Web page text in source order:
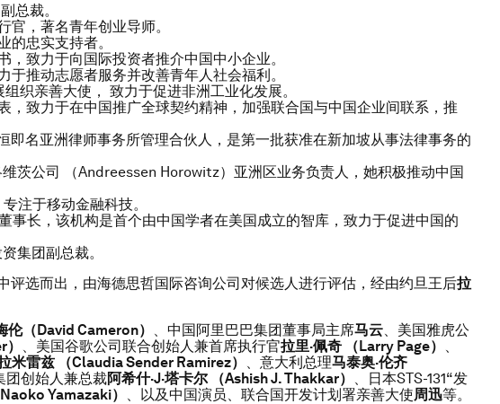
总裁。
官，著名青年创业导师。
的忠实支持者。
致力于向国际投资者推介中国中小企业。
于推动志愿者服务并改善青年人社会福利。
组织亲善大使， 致力于促进非洲工业化发展。
，致力于在中国推广全球契约精神，加强联合国与中国企业间联系，推
即名亚洲律师事务所管理合伙人，是第一批获准在新加坡从事法律事务的
维茨公司 （Andreessen Horowitz）亚洲区业务负责人，她积极推动中国
注于移动金融科技。
事长，该机构是首个由中国学者在美国成立的智库，致力于促进中国的
集团副总裁。
选而出，由海德思哲国际咨询公司对候选人进行评估，经由约旦王后拉
伦（David Cameron） 、中国阿里巴巴集团董事局主席马云、美国雅虎公
） 、美国谷歌公司联合创始人兼首席执行官拉里·佩奇 （Larry Page） 、
米雷兹 （Claudia Sender Ramirez） 、意大利总理马泰奥·伦齐
团创始人兼总裁阿希什·J·塔卡尔 （Ashish J. Thakkar） 、日本STS-131“发
Naoko Yamazaki） 、以及中国演员、联合国开发计划署亲善大使周迅等。